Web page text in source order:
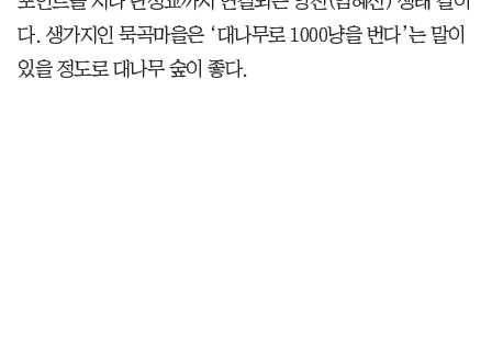
다. 생가지인 묵곡마을은 ‘대나무로 1000냥을 번다’는 말이
있을 정도로 대나무 숲이 좋다.